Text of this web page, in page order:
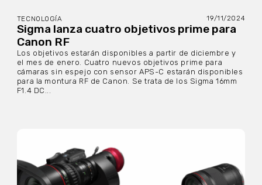
TECNOLOGÍA 19/11/2024
Sigma lanza cuatro objetivos prime para
Canon RF
Los objetivos estarán disponibles a partir de diciembre y
el mes de enero. Cuatro nuevos objetivos prime para
cámaras sin espejo con sensor APS-C estarán disponibles
para la montura RF de Canon. Se trata de los Sigma 16mm
F1.4 DC...